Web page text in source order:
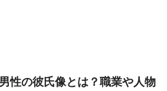
性の彼氏像とは？職業や人物